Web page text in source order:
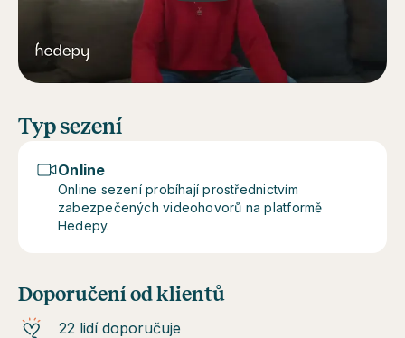
Typ sezení
Online
Online sezení probíhají prostřednictvím
zabezpečených videohovorů na platformě
Hedepy.
Doporučení od klientů
22 lidí doporučuje